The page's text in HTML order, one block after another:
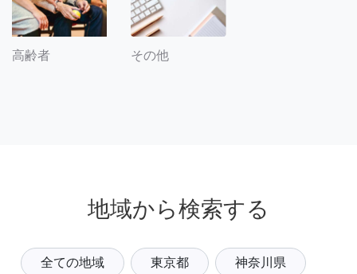
高齢者 その他
地域から検索する
全ての地域 東京都 神奈川県